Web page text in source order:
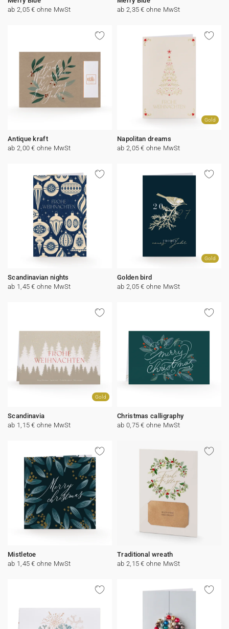
ab 2,05 € ohne MwSt
ab 2,35 € ohne MwSt
Antique kraft
ab 2,00 € ohne MwSt
Gold
Napolitan dreams
ab 2,05 € ohne MwSt
Scandinavian nights
ab 1,45 € ohne MwSt
Gold
Golden bird
ab 2,05 € ohne MwSt
Gold
Scandinavia
ab 1,15 € ohne MwSt
Christmas calligraphy
ab 0,75 € ohne MwSt
Mistletoe
ab 1,45 € ohne MwSt
Traditional wreath
ab 2,15 € ohne MwSt